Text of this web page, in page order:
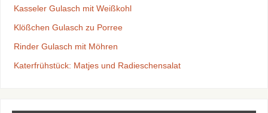
Kasseler Gulasch mit Weißkohl
Klößchen Gulasch zu Porree
Rinder Gulasch mit Möhren
Katerfrühstück: Matjes und Radieschensalat